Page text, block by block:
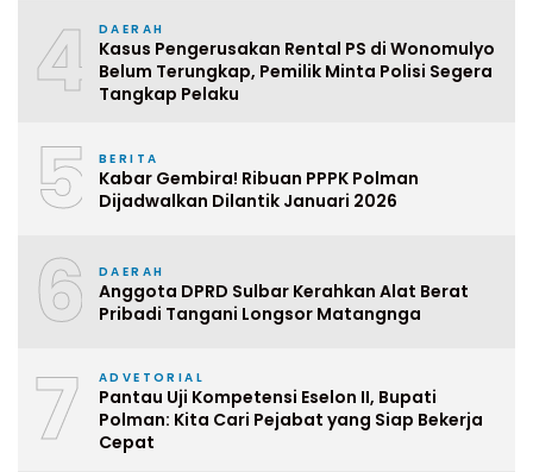
4 DAERAH
Kasus Pengerusakan Rental PS di Wonomulyo
Belum Terungkap, Pemilik Minta Polisi Segera
Tangkap Pelaku
5 BERITA
Kabar Gembira! Ribuan PPPK Polman
Dijadwalkan Dilantik Januari 2026
6 DAERAH
Anggota DPRD Sulbar Kerahkan Alat Berat
Pribadi Tangani Longsor Matangnga
7 ADVETORIAL
Pantau Uji Kompetensi Eselon II, Bupati
Polman: Kita Cari Pejabat yang Siap Bekerja
Cepat